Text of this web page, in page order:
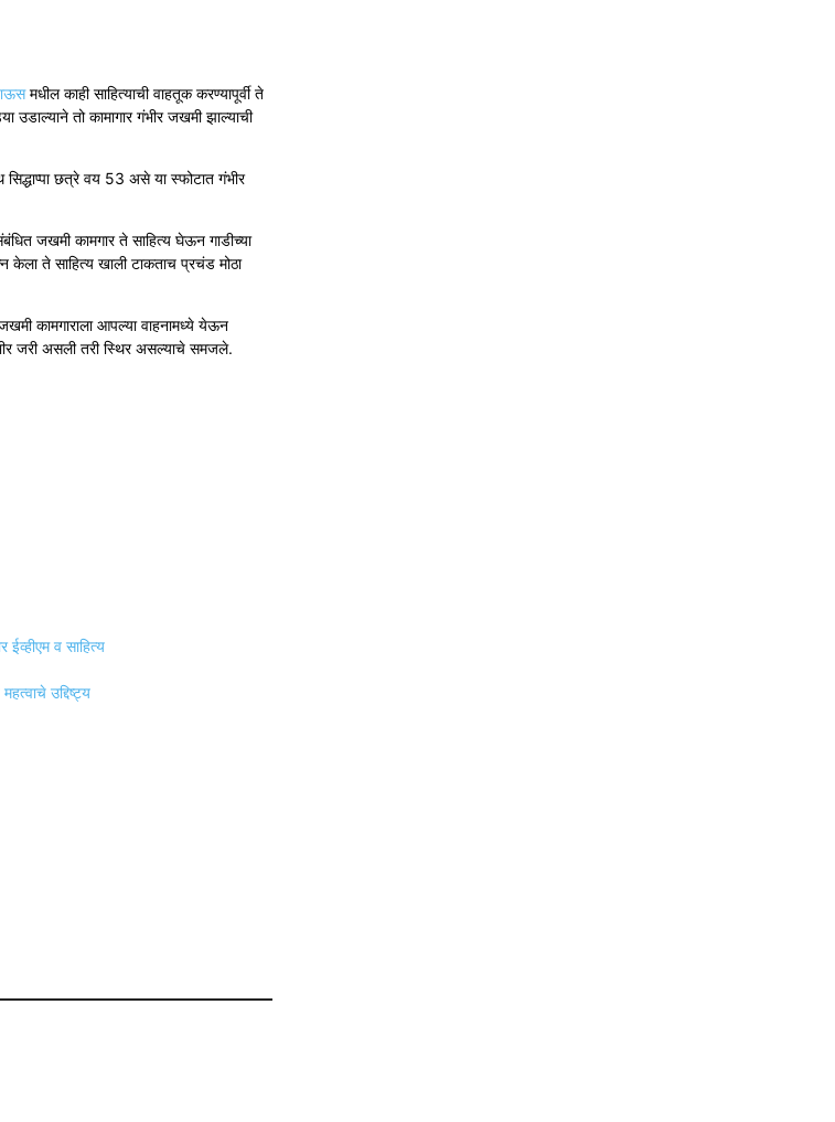
मधील काही साहित्याची वाहतूक करण्यापूर्वी ते
उडाल्याने तो कामागार गंभीर जखमी झाल्याची
सिद्धाप्पा छत्रे वय 53 असे या स्फोटात गंभीर
जखमी कामगार ते साहित्य घेऊन गाडीच्या
केला ते साहित्य खाली टाकताच प्रचंड मोठा
कामगाराला आपल्या वाहनामध्ये येऊन
जरी असली तरी स्थिर असल्याचे समजले.
ईव्हीएम व साहित्य
उद्दिष्ट्य